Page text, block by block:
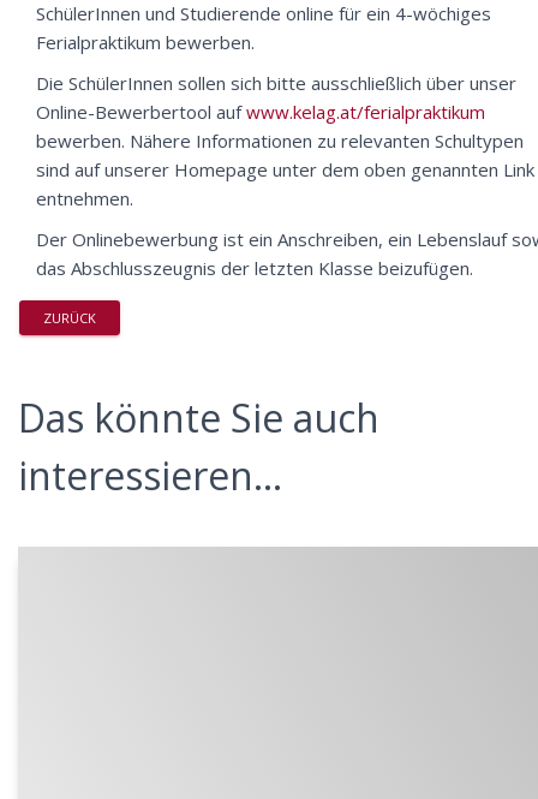
SchülerInnen und Studierende online für ein 4-wöchiges
Ferialpraktikum bewerben.
Die SchülerInnen sollen sich bitte ausschließlich über unser
Online-Bewerbertool aufwww.kelag.at/ferialpraktikum
bewerben. Nähere Informationen zu relevanten Schultypen
sind auf unserer Homepage unter dem oben genannten Link
entnehmen.
Der Onlinebewerbung ist ein Anschreiben, ein Lebenslauf
das Abschlusszeugnis der letzten Klasse beizufügen.
ZURÜCK
Das könnte Sie auch
interessieren...